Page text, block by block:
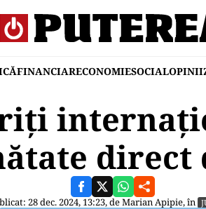
FINANCIARECONOMIESOCIALOPINII
direct
28 dec. 2024, 13:23, deMarian Apipie, în